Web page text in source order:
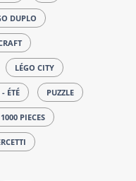
DUPLO
LÉGO CITY
ÉTÉ PUZZLE
PIECES